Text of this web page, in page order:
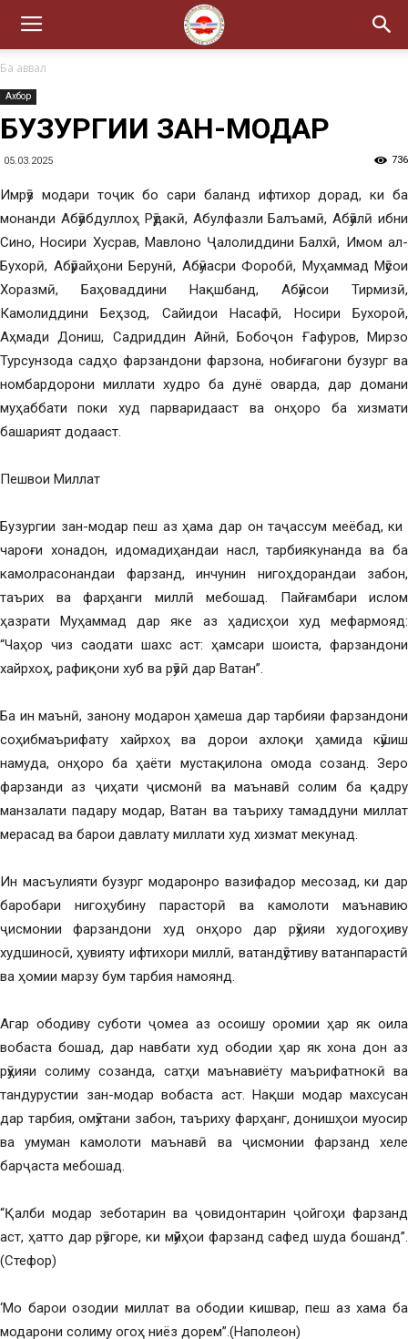
Ба аввал
Ахбор
БУЗУРГИИ ЗАН-МОДАР
05.03.2025 736
Имрӯз модари тоҷик бо сари баланд ифтихор дорад, ки ба
монанди Абӯабдуллоҳ Рӯдакӣ, Абулфазли Балъамӣ, Абӯалӣ ибни
Сино, Носири Хусрав, Мавлоно Ҷалолиддини Балхӣ, Имом ал-
Бухорӣ, Абӯрайҳони Берунӣ, Абӯнасри Форобӣ, Муҳаммад Мӯсои
Хоразмӣ, Баҳоваддини Нақшбанд, Абӯисои Тирмизӣ,
Камолиддини Беҳзод, Сайидои Насафӣ, Носири Бухороӣ,
Аҳмади Дониш, Садриддин Айнӣ, Бобоҷон Ғафуров, Мирзо
Турсунзода садҳо фарзандони фарзона, нобиғагони бузург ва
номбардорони миллати худро ба дунё оварда, дар домани
муҳаббати поки худ парваридааст ва онҳоро ба хизмати
башарият додааст.
Пешвои Миллат
Бузургии зан-модар пеш аз ҳама дар он таҷассум меёбад, ки ӯ
чароғи хонадон, идомадиҳандаи насл, тарбиякунанда ва ба
камолрасонандаи фарзанд, инчунин нигоҳдорандаи забон,
таърих ва фарҳанги миллӣ мебошад. Пайғамбари ислом
ҳазрати Муҳаммад дар яке аз ҳадисҳои худ мефармояд:
“Чаҳор чиз саодати шахс аст: ҳамсари шоиста, фарзандони
хайрхоҳ, рафиқони хуб ва рӯзӣ дар Ватан”.
Ба ин маънӣ, занону модарон ҳамеша дар тарбияи фарзандони
соҳибмаърифату хайрхоҳ ва дорои ахлоқи ҳамида кӯшиш
намуда, онҳоро ба ҳаёти мустақилона омода созанд. Зеро
фарзанди аз ҷиҳати ҷисмонӣ ва маънавӣ солим ба қадру
манзалати падару модар, Ватан ва таъриху тамаддуни миллат
мерасад ва барои давлату миллати худ хизмат мекунад.
Ин масъулияти бузург модаронро вазифадор месозад, ки дар
баробари нигоҳубину парасторӣ ва камолоти маънавию
ҷисмонии фарзандони худ онҳоро дар рӯҳияи худогоҳиву
худшиносӣ, ҳувияту ифтихори миллӣ, ватандӯстиву ватанпарастӣ
ва ҳомии марзу бум тарбия намоянд.
Агар ободиву суботи ҷомеа аз осоишу оромии ҳар як оила
вобаста бошад, дар навбати худ ободии ҳар як хона дон аз
рӯҳияи солиму созанда, сатҳи маънавиёту маърифатнокӣ ва
тандурустии зан-модар вобаста аст. Нақши модар махсусан
дар тарбия, омӯхтани забон, таъриху фарҳанг, донишҳои муосир
ва умуман камолоти маънавӣ ва ҷисмонии фарзанд хеле
барҷаста мебошад.
“Қалби модар зеботарин ва ҷовидонтарин ҷойгоҳи фарзанд
аст, ҳатто дар рӯзгоре, ки мӯйҳои фарзанд сафед шуда бошанд”.
(Стефор)
‘Мо барои озодии миллат ва ободии кишвар, пеш аз хама ба
модарони солиму огоҳ ниёз дорем”.(Наполеон)